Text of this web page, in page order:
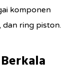
komponen
dan ring piston.